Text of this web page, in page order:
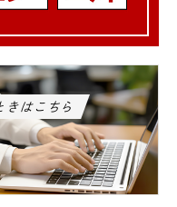
はこちら